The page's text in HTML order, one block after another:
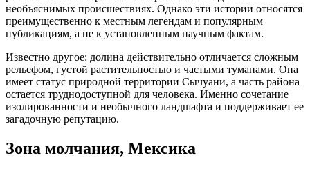
необъяснимых происшествиях. Однако эти истории относятся
преимущественно к местным легендам и популярным
публикациям, а не к установленным научным фактам.
Известно другое: долина действительно отличается сложным
рельефом, густой растительностью и частыми туманами. Она
имеет статус природной территории Сычуани, а часть района
остается труднодоступной для человека. Именно сочетание
изолированности и необычного ландшафта и поддерживает ее
загадочную репутацию.
Зона молчания, Мексика